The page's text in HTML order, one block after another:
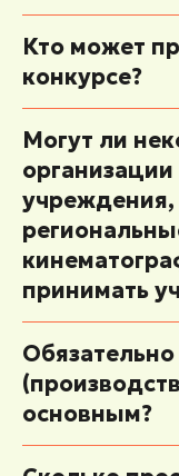
Кто может
конкурсе?
Могут ли
принимать
основным?